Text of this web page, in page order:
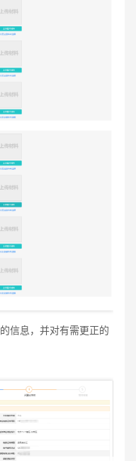
信息，并对有需更正的